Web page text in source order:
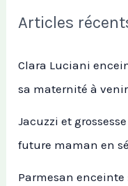
Articles
Clara Luciani
sa maternité à
Jacuzzi et
future maman en
Parmesan